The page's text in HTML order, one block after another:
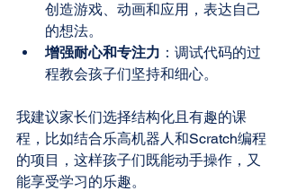
创造游戏、动画和应用，表达自己
的想法。
增强耐心和专注力 ：调试代码的过
程教会孩子们坚持和细心。
我建议家长们选择结构化且有趣的课
程，比如结合乐高机器人和Scratch编程
的项目，这样孩子们既能动手操作，又
能享受学习的乐趣。